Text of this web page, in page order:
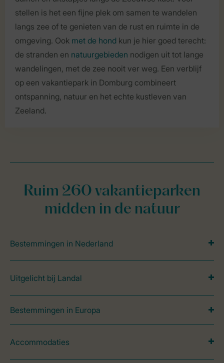
stellen is het een fijne plek om samen te wandelen
langs zee of te genieten van de rust en ruimte in de
omgeving. Ook met de hond kun je hier goed terecht:
de stranden en natuurgebieden nodigen uit tot lange
wandelingen, met de zee nooit ver weg. Een verblijf
op een vakantiepark in Domburg combineert
ontspanning, natuur en het echte kustleven van
Zeeland.
Ruim 260 vakantieparken
midden in de natuur
Bestemmingen in Nederland
Uitgelicht bij Landal
Bestemmingen in Europa
Accommodaties